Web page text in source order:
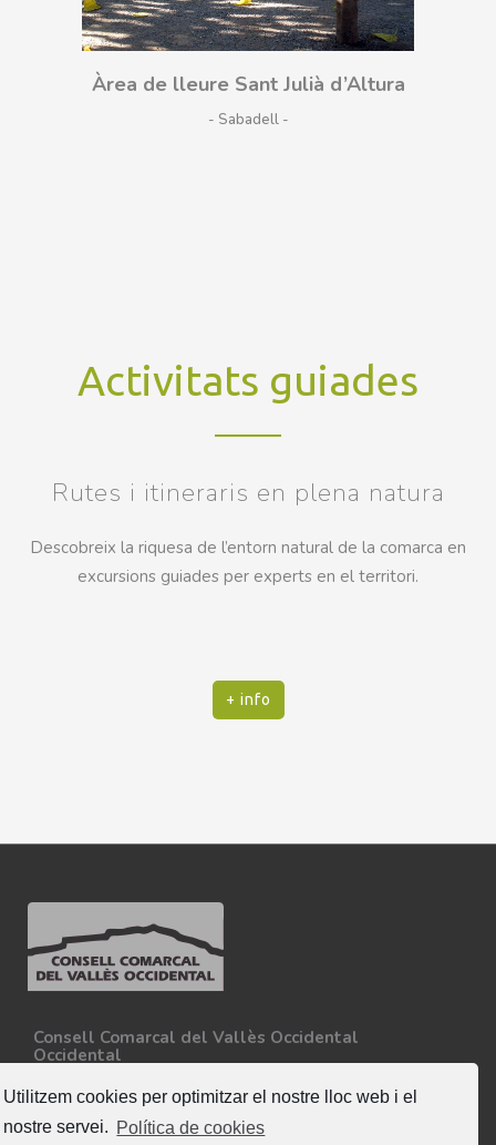
Utilitzem cookies per optimitzar el nostre lloc web i el
nostre servei. Política de cookies
Àrea de lleure Sant Julià d’Altura
- Sabadell
Activitats guiades
Rutes i itineraris en plena natura
Descobreix la riquesa de l’entorn natural de la comarca en
excursions guiades per experts en el territori.
+ info
Consell Comarcal del Vallès Occidental
Occidental
08227 - Terrassa
Tel. 93 727 35 34